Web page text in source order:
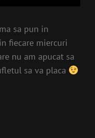
sa pun in
fiecare miercuri
nu am apucat sa
sa va placa